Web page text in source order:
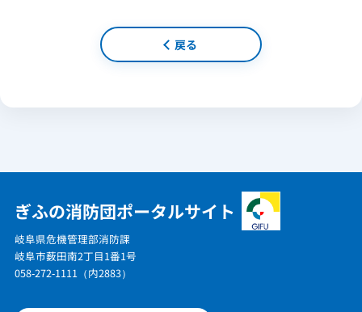
戻る
ぎふの消防団ポータルサイト
岐阜県危機管理部消防課
岐阜市薮田南2丁目1番1号
058-272-1111（内2883）